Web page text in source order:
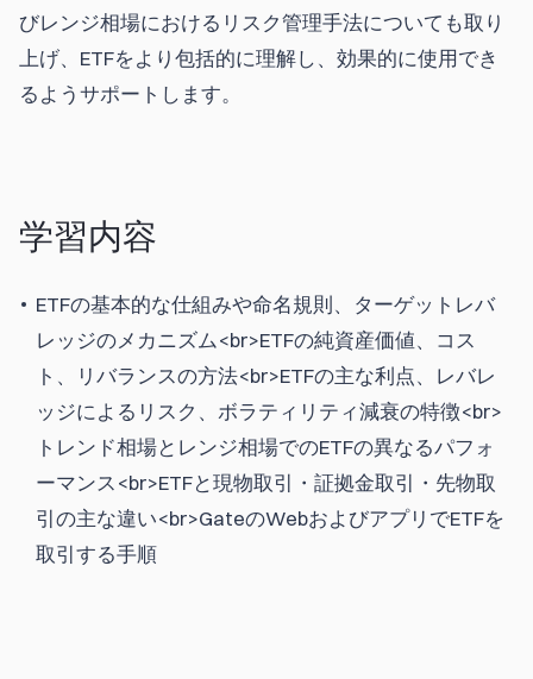
びレンジ相場におけるリスク管理手法についても取り
上げ、ETFをより包括的に理解し、効果的に使用でき
るようサポートします。
学習内容
ETFの基本的な仕組みや命名規則、ターゲットレバ
レッジのメカニズム<br>ETFの純資産価値、コス
ト、リバランスの方法<br>ETFの主な利点、レバレ
ッジによるリスク、ボラティリティ減衰の特徴<br>
トレンド相場とレンジ相場でのETFの異なるパフォ
ーマンス<br>ETFと現物取引・証拠金取引・先物取
引の主な違い<br>GateのWebおよびアプリでETFを
取引する手順